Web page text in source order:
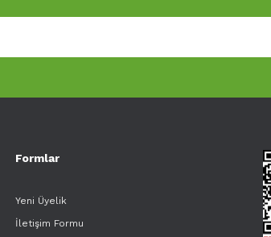
Formlar
Yeni Üyelik
İletişim Formu